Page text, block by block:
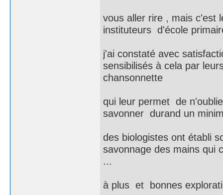
vous aller rire , mais c'est
instituteurs d'école
j'ai constaté avec
sensibilisés à cela par
chansonnette
qui leur permet de
savonner durand un
des biologistes ont établi
savonnage des mains qui
...
à plus et bonnes